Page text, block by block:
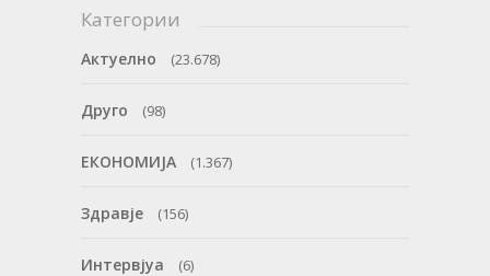
Категории
Актуелно (23.678)
Друго (98)
ЕКОНОМИЈА (1.367)
Здравје (156)
Интервјуа (6)